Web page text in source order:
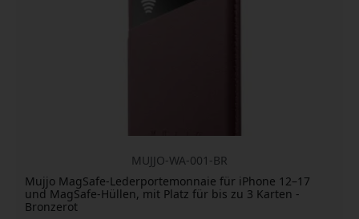
MUJJO-WA-001-BR
Mujjo MagSafe-Lederportemonnaie für iPhone 12–17
und MagSafe-Hüllen, mit Platz für bis zu 3 Karten -
Bronzerot